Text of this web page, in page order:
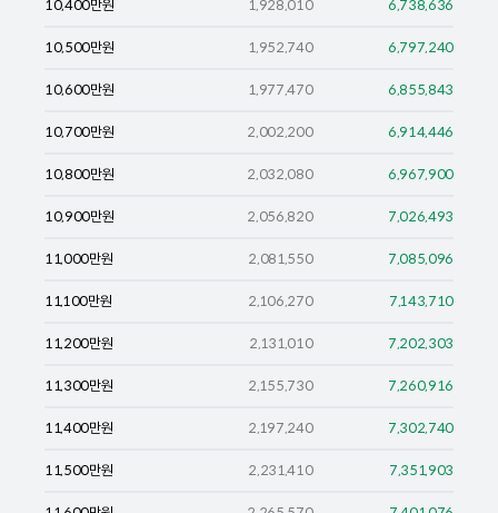
10,400만원 1,928,010 6,738,636
10,500만원 1,952,740 6,797,240
10,600만원 1,977,470 6,855,843
10,700만원 2,002,200 6,914,446
10,800만원 2,032,080 6,967,900
10,900만원 2,056,820 7,026,493
11,000만원 2,081,550 7,085,096
11,100만원 2,106,270 7,143,710
11,200만원 2,131,010 7,202,303
11,300만원 2,155,730 7,260,916
11,400만원 2,197,240 7,302,740
11,500만원 2,231,410 7,351,903